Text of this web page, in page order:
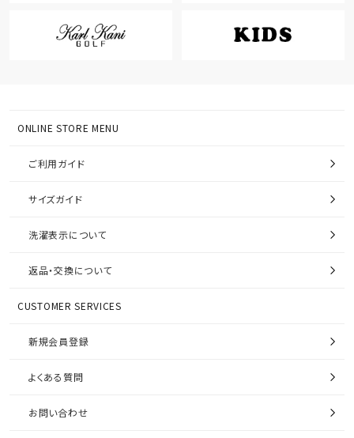
ONLINE STORE MENU
ご利用ガイド
サイズガイド
洗濯表示について
返品・交換について
CUSTOMER SERVICES
新規会員登録
よくある質問
お問い合わせ